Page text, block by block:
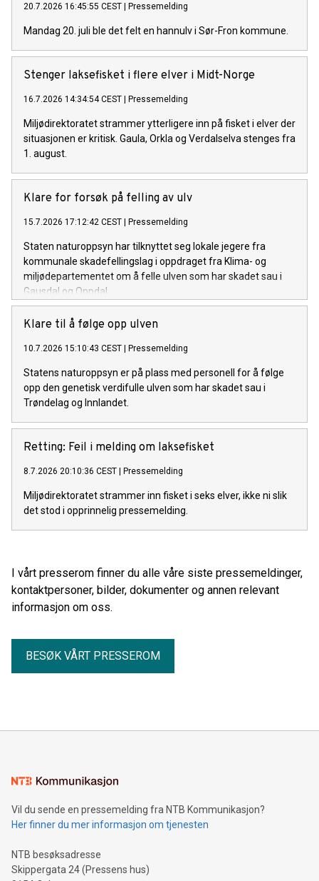
20.7.2026 16:45:55 CEST | Pressemelding
Mandag 20. juli ble det felt en hannulv i Sør-Fron kommune.
Stenger laksefisket i flere elver i Midt-Norge
16.7.2026 14:34:54 CEST | Pressemelding
Miljødirektoratet strammer ytterligere inn på fisket i elver der
situasjonen er kritisk. Gaula, Orkla og Verdalselva stenges fra
1. august.
Klare for forsøk på felling av ulv
15.7.2026 17:12:42 CEST | Pressemelding
Staten naturoppsyn har tilknyttet seg lokale jegere fra
kommunale skadefellingslag i oppdraget fra Klima- og
miljødepartementet om å felle ulven som har skadet sau i
Gausdal og Oppdal.
Klare til å følge opp ulven
10.7.2026 15:10:43 CEST | Pressemelding
Statens naturoppsyn er på plass med personell for å følge
opp den genetisk verdifulle ulven som har skadet sau i
Trøndelag og Innlandet.
Retting: Feil i melding om laksefisket
8.7.2026 20:10:36 CEST | Pressemelding
Miljødirektoratet strammer inn fisket i seks elver, ikke ni slik
det stod i opprinnelig pressemelding.
I vårt presserom finner du alle våre siste pressemeldinger,
kontaktpersoner, bilder, dokumenter og annen relevant
informasjon om oss.
BESØK VÅRT PRESSEROM
Vil du sende en pressemelding fra NTB Kommunikasjon?
Her finner du mer informasjon om tjenesten
NTB besøksadresse
Skippergata 24 (Pressens hus)